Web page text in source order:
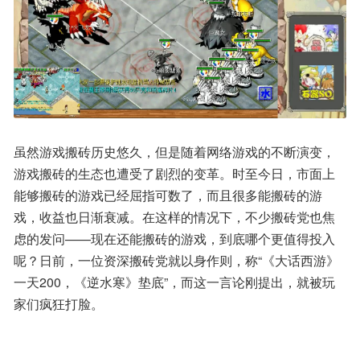
虽然游戏搬砖历史悠久，但是随着网络游戏的不断演变，
游戏搬砖的生态也遭受了剧烈的变革。时至今日，市面上
能够搬砖的游戏已经屈指可数了，而且很多能搬砖的游
戏，收益也日渐衰减。在这样的情况下，不少搬砖党也焦
虑的发问——现在还能搬砖的游戏，到底哪个更值得投入
呢？日前，一位资深搬砖党就以身作则，称“《大话西游》
一天200，《逆水寒》垫底”，而这一言论刚提出，就被玩
家们疯狂打脸。